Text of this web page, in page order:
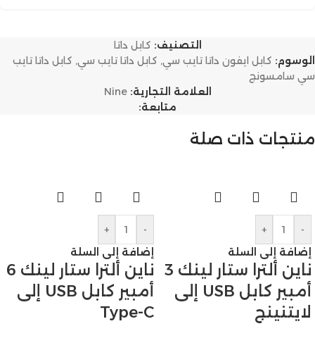
التصنيف: كابل داتا
الوسوم: كابل ايفون داتا تايب سي, كابل داتا تايب سي, كابل داتا تايب
سي سامسونج
العلامة التجارية:Nine
متابعة:
منتجات ذات صلة
-
+
إضافة إلى السلة
ناين ألترا ستار لينك 3
أمبير كابل USB إلى
لايتنينج
-
+
إضافة إلى السلة
ناين ألترا ستار لينك 6
أمبير كابل USB إلى
Type-C